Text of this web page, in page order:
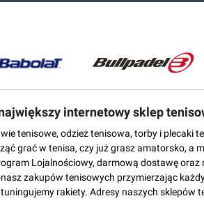
internetowy sklep
tenisowe, odzież tenisowa, torby i plecaki
grać w tenisa, czy już grasz amatorsko, a
Lojalnościowy, darmową dostawę
zakupów tenisowych przymierzając
rakiety. Adresy naszych sklepów